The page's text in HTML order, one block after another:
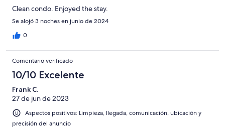
Clean condo. Enjoyed the stay.
Se alojó 3 noches en junio de 2024
0
Comentario verificado
10/10 Excelente
Frank C.
27 de jun de 2023
Aspectos positivos: Limpieza, llegada, comunicación, ubicación y
precisión del anuncio